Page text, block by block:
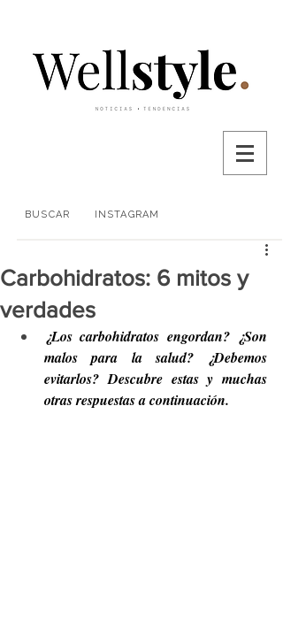
BUSCAR INSTAGRAM
Carbohidratos: 6 mitos y
verdades
¿Los carbohidratos engordan? ¿Son
malos para la salud? ¿Debemos
evitarlos? Descubre estas y muchas
otras respuestas a continuación.